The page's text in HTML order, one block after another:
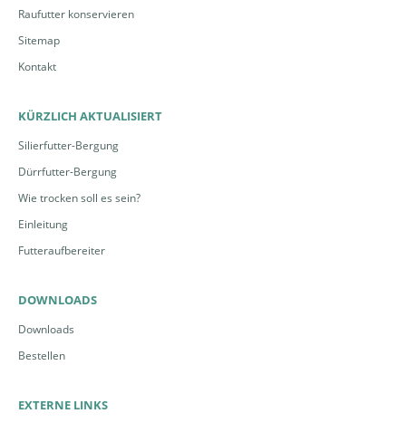
Raufutter konservieren
Sitemap
Kontakt
KÜRZLICH AKTUALISIERT
Silierfutter-Bergung
Dürrfutter-Bergung
Wie trocken soll es sein?
Einleitung
Futteraufbereiter
DOWNLOADS
Downloads
Bestellen
EXTERNE LINKS